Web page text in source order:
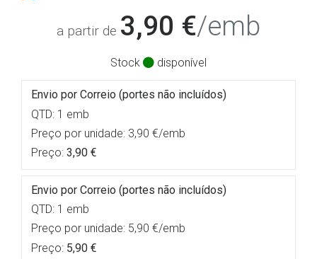
a partir de 3,90 €/emb
Stock disponível
Envio por Correio (portes não incluídos)
QTD: 1 emb
Preço por unidade: 3,90 €/emb
Preço: 3,90 €
Envio por Correio (portes não incluídos)
QTD: 1 emb
Preço por unidade: 5,90 €/emb
Preço: 5,90 €